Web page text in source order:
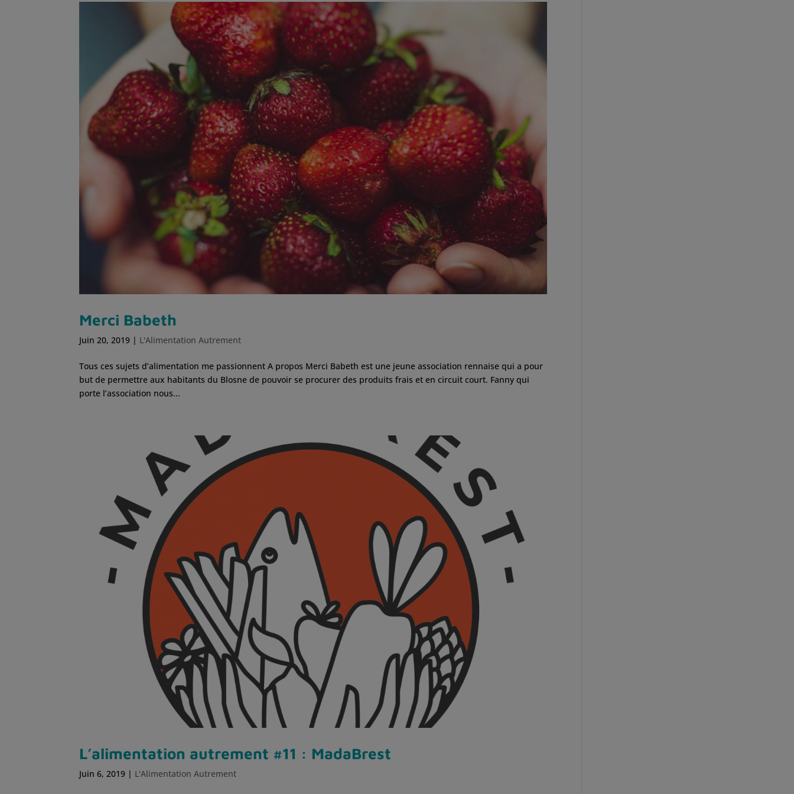
Merci Babeth
Juin 20, 2019 | L'Alimentation Autrement
Tous ces sujets d’alimentation me passionnent A propos Merci Babeth est une jeune association rennaise qui a pour
but de permettre aux habitants du Blosne de pouvoir se procurer des produits frais et en circuit court. Fanny qui
porte l’association nous...
L’alimentation autrement #11 : MadaBrest
Juin 6, 2019 | L'Alimentation Autrement